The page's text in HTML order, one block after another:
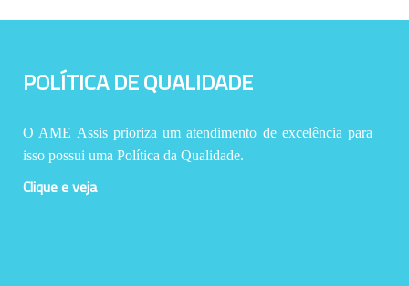
POLÍTICA DE QUALIDADE
O AME Assis prioriza um atendimento de excelência para
isso possui uma Política da Qualidade.
Clique e veja